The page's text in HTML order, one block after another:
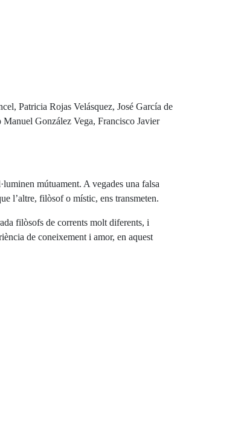
Patricia Rojas Velásquez, José García de
González Vega, Francisco Javier
mútuament. A vegades una falsa
l’altre, filòsof o místic, ens transmeten.
filòsofs de corrents molt diferents, i
de coneixement i amor, en aquest